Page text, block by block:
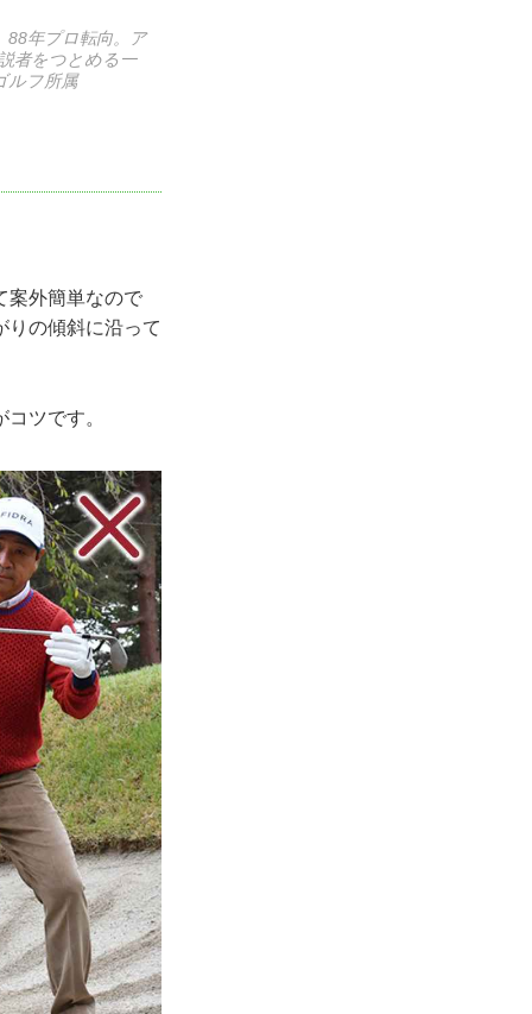
88年プロ転向。ア
者をつとめる一
ルフ所属
外簡単なので
りの傾斜に沿って
ツです。